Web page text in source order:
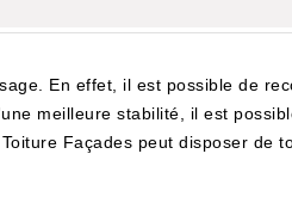
En effet, il est possible de
meilleure stabilité, il est
Façades peut disposer de